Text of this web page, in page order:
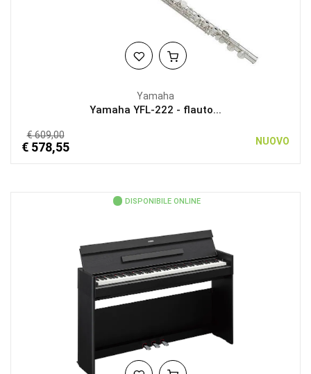
Yamaha
Yamaha YFL-222 - flauto...
€ 609,00
€ 578,55 NUOVO
DISPONIBILE ONLINE